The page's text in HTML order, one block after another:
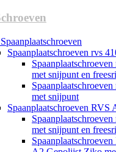
Spaanplaatschroeven rvs
met snijpunt en
met snijpunt
Spaanplaatschroeven RVS
met snijpunt en
Spaanplaatschroeven